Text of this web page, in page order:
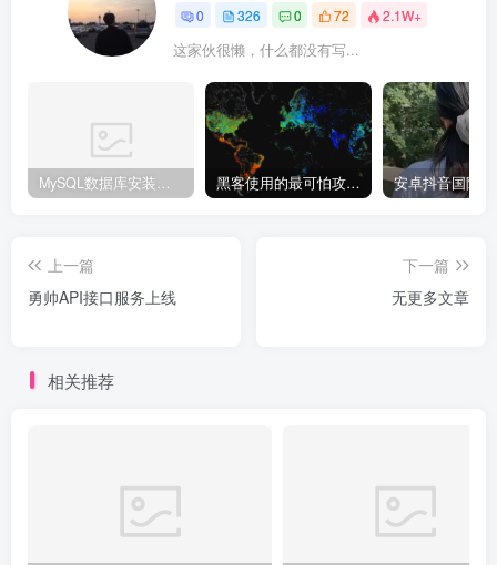
0 326 0 72 2.1W+
这家伙很懒，什么都没有写...
黑客使用的最可怕攻击手段有哪些?
上一篇
勇帅API接口服务上线
下一篇
无更多文章
相关推荐